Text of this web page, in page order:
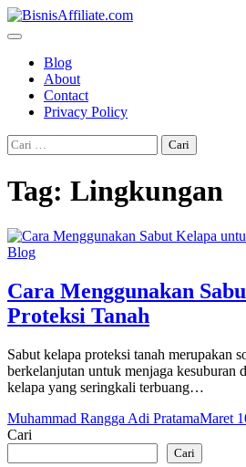
Skip
to
Blog
About
Contact
Privacy Policy
Cari
untuk:
Tag: Lingkungan
Blog
Cara Menggunakan
Proteksi Tanah
Sabut kelapa proteksi tanah merupakan
berkelanjutan untuk menjaga kesuburan
kelapa yang seringkali terbuang…
Muhammad Rangga Adi PratamaMaret
Cari
Cari